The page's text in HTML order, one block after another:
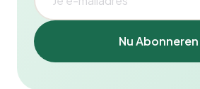
Nu Abonneren